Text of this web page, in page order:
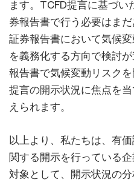
ます。TCFD提言に基づ
券報告書で行う必要はま
証券報告書において気候
を義務化する方向で検討
報告書で気候変動リスク
提言の開示状況に焦点を
えられます。
以上より、私たちは、有
関する開示を行っている
対象として、開示状況の